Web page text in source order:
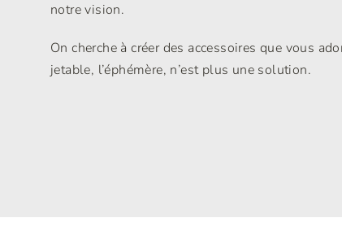
notre vision.
On cherche à créer des accessoires que vous
jetable, l’éphémère, n’est plus une solution.